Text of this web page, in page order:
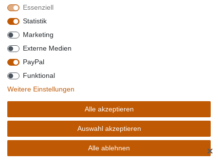
VIVIL WILD ORANGE ERFRISCHUNGSBONBONS OHNE ZUCKER MIT
Essenziell
Statistik
Marketing
Externe Medien
PayPal
Funktional
Weitere Einstellungen
Alle akzeptieren
Auswahl akzeptieren
Alle ablehnen ✕